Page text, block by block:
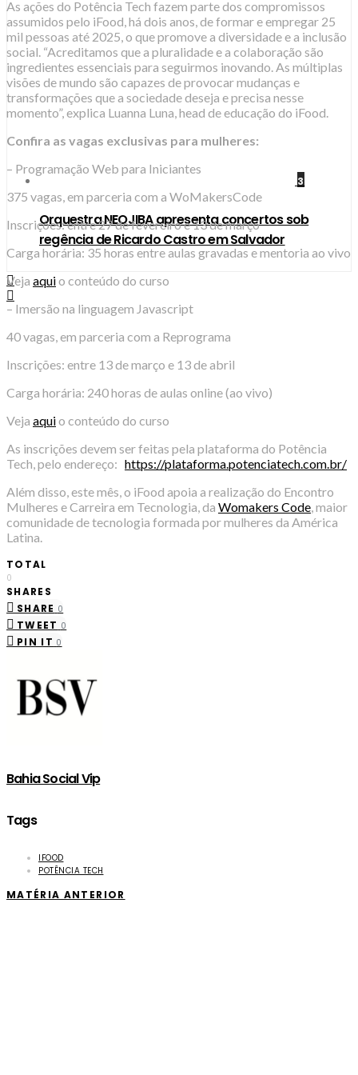
3
Orquestra NEOJIBA apresenta concertos sob
regência de Ricardo Castro em Salvador
As ações do Potência Tech fazem parte dos compromissos
assumidos pelo iFood, há dois anos, de formar e empregar 25
mil pessoas até 2025, o que promove a diversidade e a inclusão
social. “Acreditamos que a pluralidade e a colaboração são
ingredientes essenciais para seguirmos inovando. As múltiplas
visões de mundo são capazes de provocar mudanças e
transformações que a sociedade deseja e precisa nesse
momento”, explica Luanna Luna, head de educação do iFood.
Confira as vagas exclusivas para mulheres:
– Programação Web para Iniciantes
375 vagas, em parceria com a WoMakersCode
Inscrições: entre 27 de fevereiro e 13 de março
Carga horária: 35 horas entre aulas gravadas e mentoria ao vivo
Veja aquio conteúdo do curso
– Imersão na linguagem Javascript
40 vagas, em parceria com a Reprograma
Inscrições: entre 13 de março e 13 de abril
Carga horária: 240 horas de aulas online (ao vivo)
Veja aquio conteúdo do curso
As inscrições devem ser feitas pela plataforma do Potência
Tech, pelo endereço: https://plataforma.potenciatech.com.br/
Além disso, este mês, o iFood apoia a realização do Encontro
Mulheres e Carreira em Tecnologia, da Womakers Code , maior
comunidade de tecnologia formada por mulheres da América
Latina.
TOTAL
0
SHARES
SHARE 0
TWEET 0
PIN IT 0
Bahia Social Vip
Tags
IFOOD
POTÊNCIA TECH
MATÉRIA ANTERIOR